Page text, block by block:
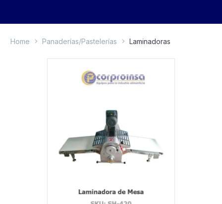
Home Panaderías/Pastelerías Laminadoras